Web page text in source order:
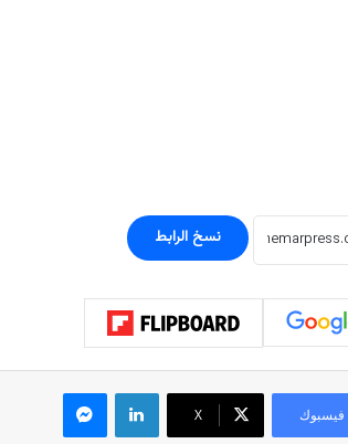
نسخ الرابط
فيسبوك ‫X
لينكدإن